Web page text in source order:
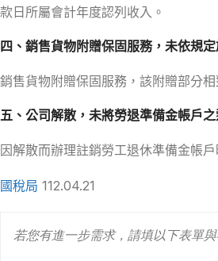
款日所屬會計年度認列收入。
四、銷售貨物附贈保固服務，未依規
銷售貨物附贈保固服務，該附贈部分
五、公司解散，未將勞退準備金帳戶
因解散而辦理註銷勞工退休準備金帳
國稅局 112.04.21
若您有進一步需求，請填以下表單與